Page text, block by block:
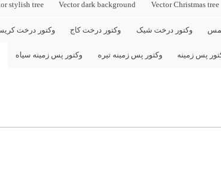
Vector Christmas tree
Vector dark background
stylish tree
وکتور درخت شیک وکتور درخت کاج وکتور درخت
پس زمینه وکتور پس زمینه تیره وکتور پس زمینه سیاه